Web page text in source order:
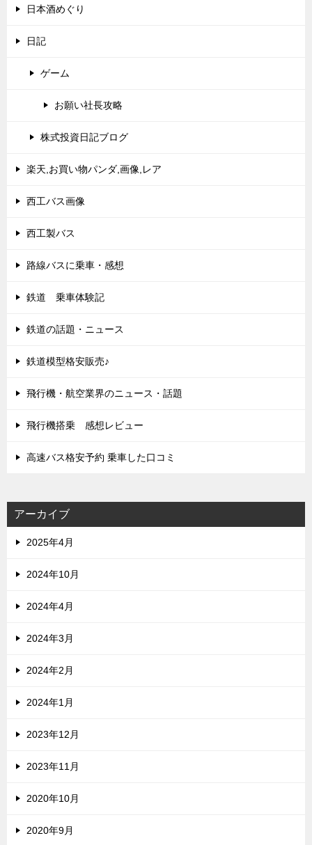
日本酒めぐり
日記
ゲーム
お願い社長攻略
株式投資日記ブログ
楽天,お買い物パンダ,画像,レア
西工バス画像
西工製バス
路線バスに乗車・感想
鉄道 乗車体験記
鉄道の話題・ニュース
鉄道模型格安販売♪
飛行機・航空業界のニュース・話題
飛行機搭乗 感想レビュー
高速バス格安予約 乗車した口コミ
アーカイブ
2025年4月
2024年10月
2024年4月
2024年3月
2024年2月
2024年1月
2023年12月
2023年11月
2020年10月
2020年9月